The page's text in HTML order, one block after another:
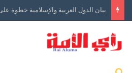
بيان الدول العربية والإسلامية خطوة